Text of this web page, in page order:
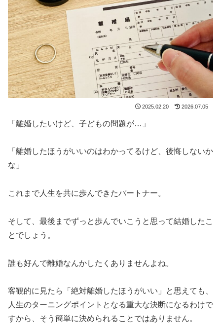
2025.02.20 2026.07.05
「離婚したいけど、子どもの問題が…」
「離婚したほうがいいのはわかってるけど、後悔しないか
な」
これまで人生を共に歩んできたパートナー。
そして、最後までずっと歩んでいこうと思って結婚したこ
とでしょう。
誰も好んで離婚なんかしたくありませんよね。
客観的に見たら「絶対離婚したほうがいい」と思えても、
人生のターニングポイントとなる重大な決断になるわけで
すから、そう簡単に決められることではありません。